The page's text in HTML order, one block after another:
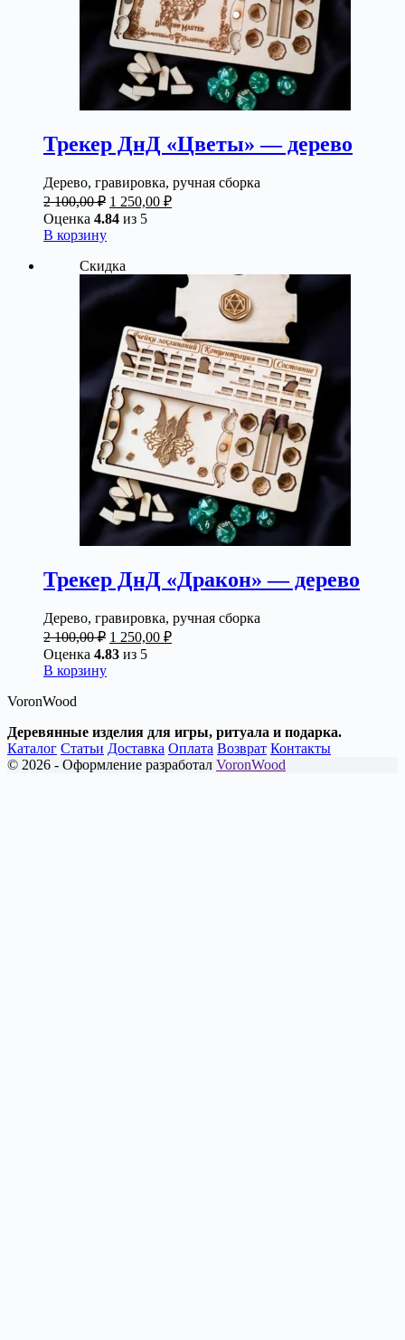
Трекер ДнД «Цветы» — дерево
Дерево, гравировка, ручная сборка
2 100,00₽ Первоначальная
цена
100,00 ₽.
1 250,00 ₽Текущая
Оценка 4.84 из 5
В корзину
Скидка
Трекер ДнД «Дракон» — дерево
Дерево, гравировка, ручная сборка
2 100,00₽ Первоначальная
цена
1 250,00 ₽Текущая
Оценка 4.83 из 5
В корзину
VoronWood
Деревянные изделия для игры, ритуала и подарка.
Каталог Статьи Доставка Оплата Возврат Контакты
© 2026 - Оформление разработал VoronWood